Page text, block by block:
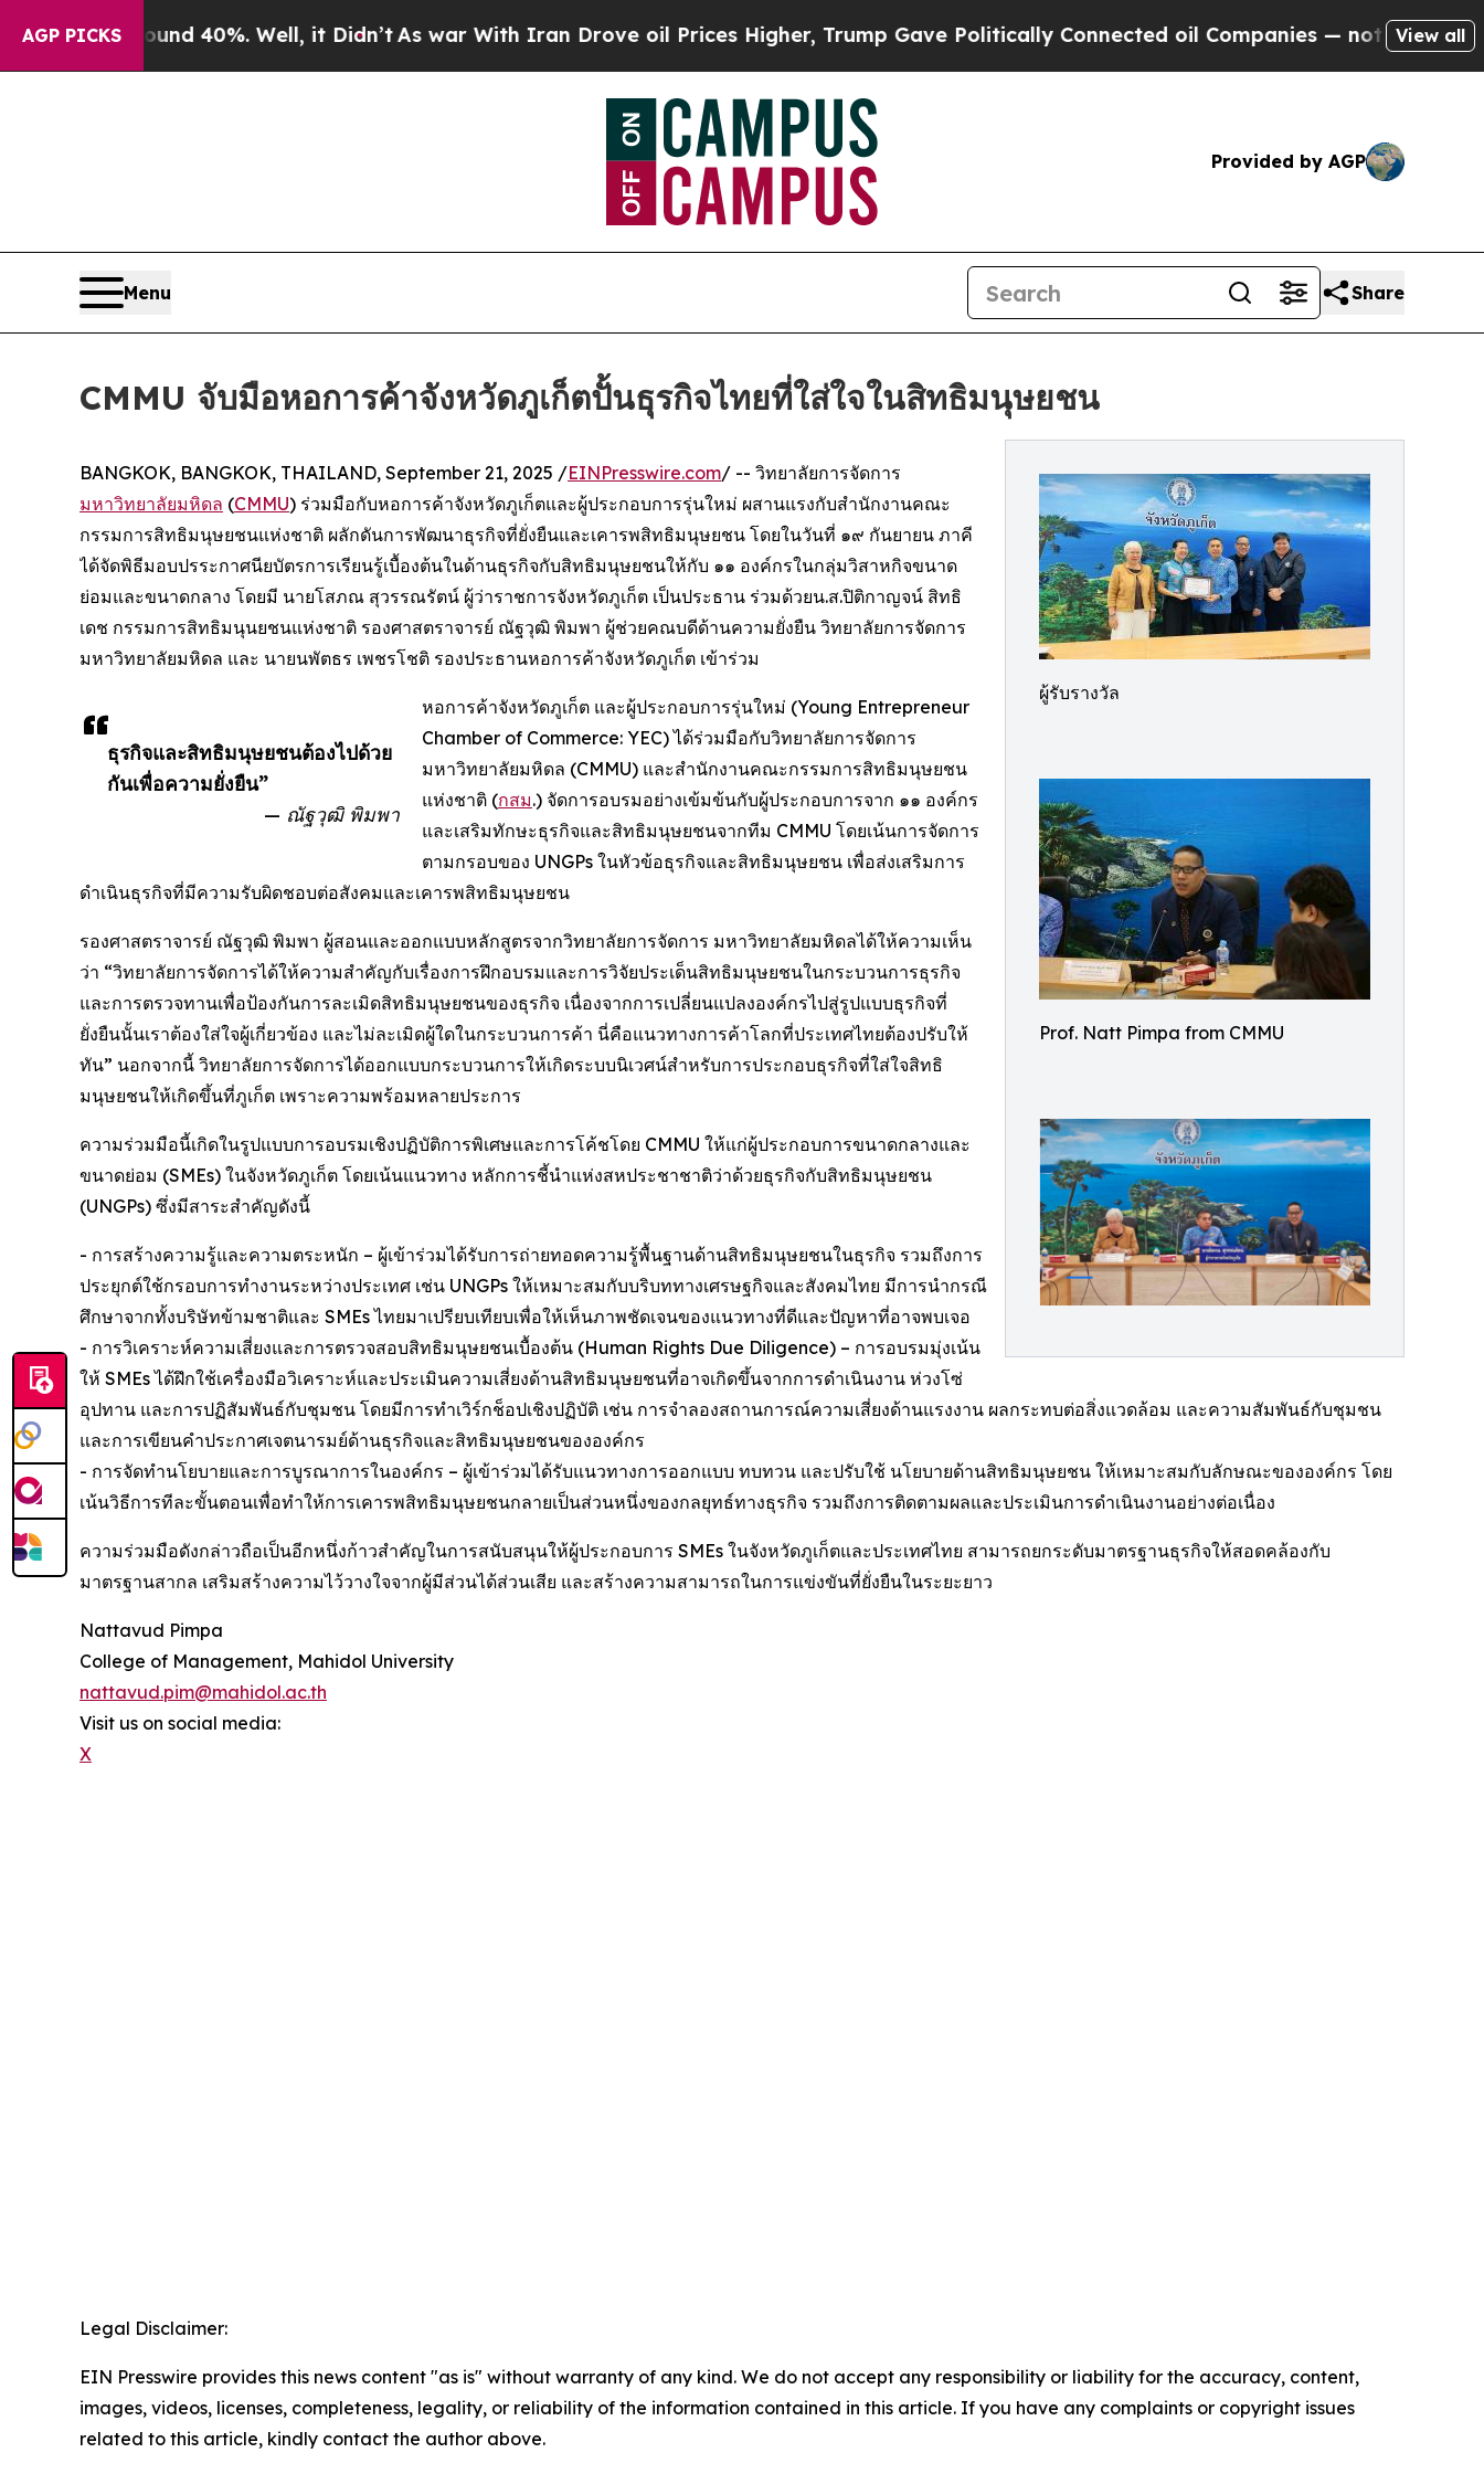
AGP PICKS
Around 40%. Well, it Didn’tAs war With Iran Drove oil Prices Higher, Trump Gave Politically Connected oil Companies — not Taxpayers — the
View all
Provided by AGP
Menu Share
CMMU จับมือหอการค้าจังหวัดภูเก็ตปั้นธุรกิจไทยที่ใส่ใจในสิทธิมนุษยชน
ผู้รับรางวัล
Prof. Natt Pimpa from CMMU
ธุรกิจและสิทธิมนุษยชนต้องไปด้วย
กันเพื่อความยั่งยืน”
— ณัฐวุฒิ พิมพา
BANGKOK, BANGKOK, THAILAND, September 21, 2025 /EINPresswire.com/ -- วิทยาลัยการจัดการ
มหาวิทยาลัยมหิดล (CMMU) ร่วมมือกับหอการค้าจังหวัดภูเก็ตและผู้ประกอบการรุ่นใหม่ ผสานแรงกับสำนักงานคณะ
กรรมการสิทธิมนุษยชนแห่งชาติ ผลักดันการพัฒนาธุรกิจที่ยั่งยืนและเคารพสิทธิมนุษยชน โดยในวันที่ ๑๙ กันยายน ภาคี
ได้จัดพิธีมอบปรระกาศนียบัตรการเรียนรู้เบื้องต้นในด้านธุรกิจกับสิทธิมนุษยชนให้กับ ๑๑ องค์กรในกลุ่มวิสาหกิจขนาด
ย่อมและขนาดกลาง โดยมี นายโสภณ สุวรรณรัตน์ ผู้ว่าราชการจังหวัดภูเก็ต เป็นประธาน ร่วมด้วยน.ส.ปิติกาญจน์ สิทธิ
เดช กรรมการสิทธิมนุนยชนแห่งชาติ รองศาสตราจารย์ ณัฐวุฒิ พิมพา ผู้ช่วยคณบดีด้านความยั่งยืน วิทยาลัยการจัดการ
มหาวิทยาลัยมหิดล และ นายนพัตธร เพชรโชติ รองประธานหอการค้าจังหวัดภูเก็ต เข้าร่วม
หอการค้าจังหวัดภูเก็ต และผู้ประกอบการรุ่นใหม่ (Young Entrepreneur
Chamber of Commerce: YEC) ได้ร่วมมือกับวิทยาลัยการจัดการ
มหาวิทยาลัยมหิดล (CMMU) และสำนักงานคณะกรรมการสิทธิมนุษยชน
แห่งชาติ (กสม.) จัดการอบรมอย่างเข้มข้นกับผู้ประกอบการจาก ๑๑ องค์กร
และเสริมทักษะธุรกิจและสิทธิมนุษยชนจากทีม CMMU โดยเน้นการจัดการ
ตามกรอบของ UNGPs ในหัวข้อธุรกิจและสิทธิมนุษยชน เพื่อส่งเสริมการ
ดำเนินธุรกิจที่มีความรับผิดชอบต่อสังคมและเคารพสิทธิมนุษยชน
รองศาสตราจารย์ ณัฐวุฒิ พิมพา ผู้สอนและออกแบบหลักสูตรจากวิทยาลัยการจัดการ มหาวิทยาลัยมหิดลได้ให้ความเห็น
ว่า “วิทยาลัยการจัดการได้ให้ความสำคัญกับเรื่องการฝึกอบรมและการวิจัยประเด็นสิทธิมนุษยชนในกระบวนการธุรกิจ
และการตรวจทานเพื่อป้องกันการละเมิดสิทธิมนุษยชนของธุรกิจ เนื่องจากการเปลี่ยนแปลงองค์กรไปสู่รูปแบบธุรกิจที่
ยั่งยืนนั้นเราต้องใส่ใจผู้เกี่ยวข้อง และไม่ละเมิดผู้ใดในกระบวนการค้า นี่คือแนวทางการค้าโลกที่ประเทศไทยต้องปรับให้
ทัน” นอกจากนี้ วิทยาลัยการจัดการได้ออกแบบกระบวนการให้เกิดระบบนิเวศน์สำหรับการประกอบธุรกิจที่ใส่ใจสิทธิ
มนุษยชนให้เกิดขึ้นที่ภูเก็ต เพราะความพร้อมหลายประการ
ความร่วมมือนี้เกิดในรูปแบบการอบรมเชิงปฏิบัติการพิเศษและการโค้ชโดย CMMU ให้แก่ผู้ประกอบการขนาดกลางและ
ขนาดย่อม (SMEs) ในจังหวัดภูเก็ต โดยเน้นแนวทาง หลักการชี้นำแห่งสหประชาชาติว่าด้วยธุรกิจกับสิทธิมนุษยชน
(UNGPs) ซึ่งมีสาระสำคัญดังนี้
- การสร้างความรู้และความตระหนัก – ผู้เข้าร่วมได้รับการถ่ายทอดความรู้พื้นฐานด้านสิทธิมนุษยชนในธุรกิจ รวมถึงการ
ประยุกต์ใช้กรอบการทำงานระหว่างประเทศ เช่น UNGPs ให้เหมาะสมกับบริบททางเศรษฐกิจและสังคมไทย มีการนำกรณี
ศึกษาจากทั้งบริษัทข้ามชาติและ SMEs ไทยมาเปรียบเทียบเพื่อให้เห็นภาพชัดเจนของแนวทางที่ดีและปัญหาที่อาจพบเจอ
- การวิเคราะห์ความเสี่ยงและการตรวจสอบสิทธิมนุษยชนเบื้องต้น (Human Rights Due Diligence) – การอบรมมุ่งเน้น
ให้ SMEs ได้ฝึกใช้เครื่องมือวิเคราะห์และประเมินความเสี่ยงด้านสิทธิมนุษยชนที่อาจเกิดขึ้นจากการดำเนินงาน ห่วงโซ่
อุปทาน และการปฏิสัมพันธ์กับชุมชน โดยมีการทำเวิร์กช็อปเชิงปฏิบัติ เช่น การจำลองสถานการณ์ความเสี่ยงด้านแรงงาน ผลกระทบต่อสิ่งแวดล้อม และความสัมพันธ์กับชุมชน
และการเขียนคำประกาศเจตนารมย์ด้านธุรกิจและสิทธิมนุษยชนขององค์กร
- การจัดทำนโยบายและการบูรณาการในองค์กร – ผู้เข้าร่วมได้รับแนวทางการออกแบบ ทบทวน และปรับใช้ นโยบายด้านสิทธิมนุษยชน ให้เหมาะสมกับลักษณะขององค์กร โดย
เน้นวิธีการทีละขั้นตอนเพื่อทำให้การเคารพสิทธิมนุษยชนกลายเป็นส่วนหนึ่งของกลยุทธ์ทางธุรกิจ รวมถึงการติดตามผลและประเมินการดำเนินงานอย่างต่อเนื่อง
ความร่วมมือดังกล่าวถือเป็นอีกหนึ่งก้าวสำคัญในการสนับสนุนให้ผู้ประกอบการ SMEs ในจังหวัดภูเก็ตและประเทศไทย สามารถยกระดับมาตรฐานธุรกิจให้สอดคล้องกับ
มาตรฐานสากล เสริมสร้างความไว้วางใจจากผู้มีส่วนได้ส่วนเสีย และสร้างความสามารถในการแข่งขันที่ยั่งยืนในระยะยาว
Nattavud Pimpa
College of Management, Mahidol University
nattavud.pim@mahidol.ac.th
Visit us on social media:
X
Legal Disclaimer:
EIN Presswire provides this news content "as is" without warranty of any kind. We do not accept any responsibility or liability for the accuracy, content,
images, videos, licenses, completeness, legality, or reliability of the information contained in this article. If you have any complaints or copyright issues
related to this article, kindly contact the author above.